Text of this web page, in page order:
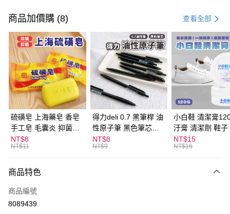
信用卡一次付款
超商取貨付款
LINE Pay
Apple Pay
街口支付
悠遊付
ATM付款
全家取貨付款
每筆NT$60，滿NT$599(含以上)免運費
付款後全家取貨
商品加價購 (8) 查看全部
硫磺皂 上海藥皂 香皂
手工皂 毛囊炎 抑菌除
蟎 清潔護膚 去油去痘
寵物皮膚病 狗狗貓咪
NT$8
NT$11
得力deli 0.7 黑筆桿 油
性原子筆 黑色筆芯
S304
NT$8
NT$9
小白鞋 清潔膏
汙膏 清潔劑 鞋子
漬 白皮鞋 鞋油
NT$15
NT$16
商品特色
商品編號
8089439